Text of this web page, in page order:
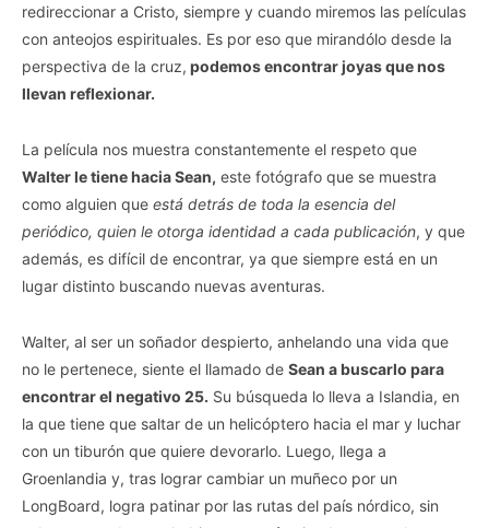
redireccionar a Cristo, siempre y cuando miremos las películas
con anteojos espirituales. Es por eso que mirandólo desde la
perspectiva de la cruz, podemos encontrar joyas que nos
llevan reflexionar.
La película nos muestra constantemente el respeto que
Walter le tiene hacia Sean, este fotógrafo que se muestra
como alguien que está detrás de toda la esencia del
periódico, quien le otorga identidad a cada publicación, y que
además, es difícil de encontrar, ya que siempre está en un
lugar distinto buscando nuevas aventuras.
Walter, al ser un soñador despierto, anhelando una vida que
no le pertenece, siente el llamado de Sean a buscarlo para
encontrar el negativo 25. Su búsqueda lo lleva a Islandia, en
la que tiene que saltar de un helicóptero hacia el mar y luchar
con un tiburón que quiere devorarlo. Luego, llega a
Groenlandia y, tras lograr cambiar un muñeco por un
LongBoard, logra patinar por las rutas del país nórdico, sin